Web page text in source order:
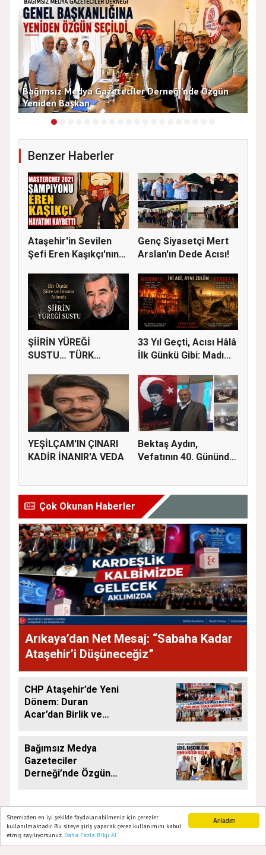
Anladım
Sitemizden en iyi şekilde faydalanabilmeniz için çerezler
kullanılmaktadır. Bu siteye giriş yaparak çerez kullanımını kabul
etmiş sayılıyorsunuz. Daha Fazla Bilgi Al
Bağımsız Medya Gazeteciler Derneği’nde Özgün
Yeniden Başkan
Benzer Haberler
Ataşehir'in Sevilen
Şefi Eren Kaşıkçı'nın
Genç Siyasetçi Mert
Arslan'ın Dede Acısı!
ŞİİRİN YÜREĞİ
SUSTU… TÜRK
TEL...
33 Yıl Geçti, Acısı Hâlâ
İlk Günkü Gibi: Madı...
YEŞİLÇAM'IN ÇINARI
KADİR İNANIR'A VEDA
Bektaş Aydın,
Vefatının 40. Gününde
Çok Okunan Haberler
Arıkaya’dan Net Mesaj: “Sabaha Kadar
Ataşehir’i Düşüneceğiz”
CHP Ataşehir’de Yeni
Dönem: Duran
Acar’dan Birlik ve
Bağımsız Medya
Gazeteciler
Derneği’nde Özgün
Ana Sayfa Web TV